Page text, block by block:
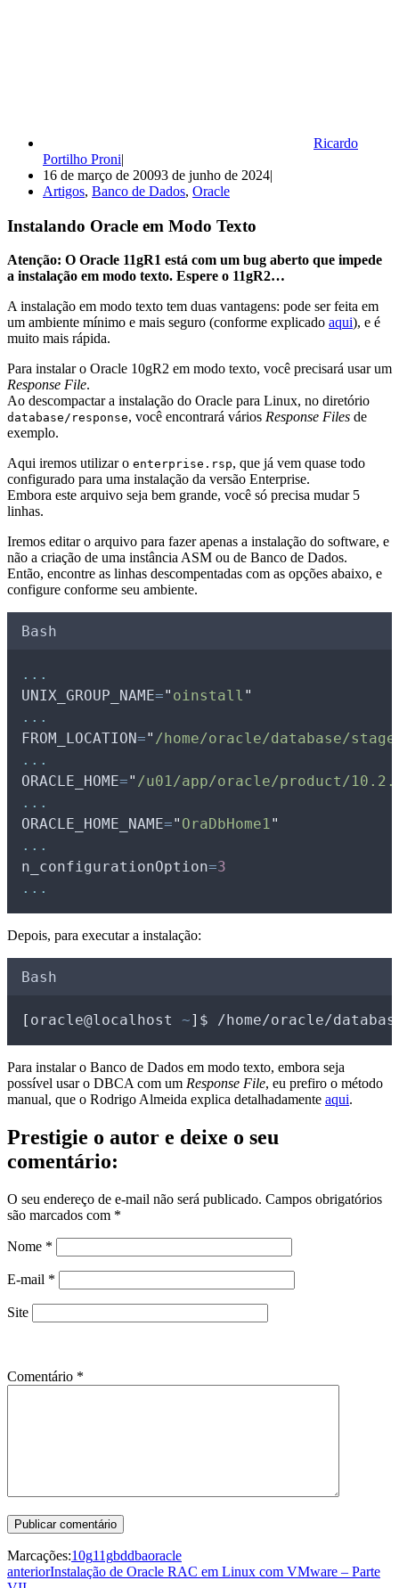
Ricardo
Portilho Proni
16 de março de 20093 de junho de 2024
Artigos, Banco de Dados, Oracle
Instalando Oracle em Modo Texto
Atenção: O Oracle 11gR1 está com um bug aberto que impede
a instalação em modo texto. Espere o 11gR2…
A instalação em modo texto tem duas vantagens: pode ser feita em
um ambiente mínimo e mais seguro (conforme explicado aqui), e é
muito mais rápida.
Para instalar o Oracle 10gR2 em modo texto, você precisará usar um
Response File.
Ao descompactar a instalação do Oracle para Linux, no diretório
database/response, você encontrará vários Response Files de
exemplo.
Aqui iremos utilizar o enterprise.rsp, que já vem quase todo
configurado para uma instalação da versão Enterprise.
Embora este arquivo seja bem grande, você só precisa mudar 5
linhas.
Iremos editar o arquivo para fazer apenas a instalação do software, e
não a criação de uma instância ASM ou de Banco de Dados.
Então, encontre as linhas descompentadas com as opções abaixo, e
configure conforme seu ambiente.
Bash
...
UNIX_GROUP_NAME=" oinstall "
...
FROM_LOCATION=" /home/oracle/database/
...
ORACLE_HOME=" /u01/app/oracle/product/
...
ORACLE_HOME_NAME=" OraDbHome1"
...
n_configurationOption=3
...
Depois, para executar a instalação:
Bash
[ oracle@localhost ~] $ /home/oracle/
Para instalar o Banco de Dados em modo texto, embora seja
possível usar o DBCA com um Response File, eu prefiro o método
manual, que o Rodrigo Almeida explica detalhadamente aqui.
Prestigie o autor e deixe o seu
comentário:
O seu endereço de e-mail não será publicado. Campos obrigatórios
são marcados com *
Nome *
E-mail *
Site
Comentário *
Marcações:10g11gbddbaoracle
anteriorInstalação de Oracle RAC em Linux com VMware – Parte